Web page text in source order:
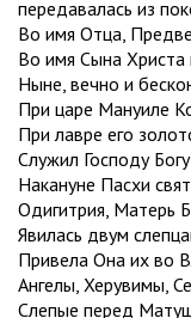
передавалась из
Во имя Отца,
Во имя Сына Христа
Ныне, вечно и
При царе Мануиле
При лавре его
Служил Господу
Накануне Пасхи
Одигитрия, Матерь
Явилась двум
Привела Она их во
Ангелы, Херувимы,
Слепые перед